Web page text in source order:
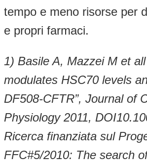
tempo e meno risorse per
e propri farmaci.
1) Basile A, Mazzei M et
modulates HSC70 levels
DF508-CFTR”, Journal of
Physiology 2011,
Ricerca finanziata sul
FFC#5/2010: The search